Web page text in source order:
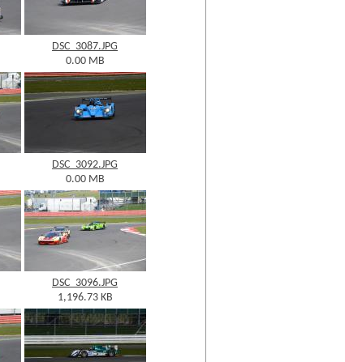
DSC_3087.JPG
0.00 MB
DSC_3092.JPG
0.00 MB
DSC_3096.JPG
1,196.73 KB